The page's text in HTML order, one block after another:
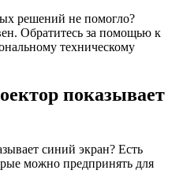
решений не помогло?
Обратитесь за помощью к
техническому
показывает
синий экран? Есть
можно предпринять для